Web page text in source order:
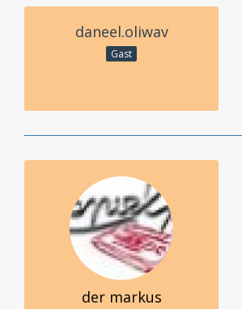
daneel.oliwav
Gast
der markus